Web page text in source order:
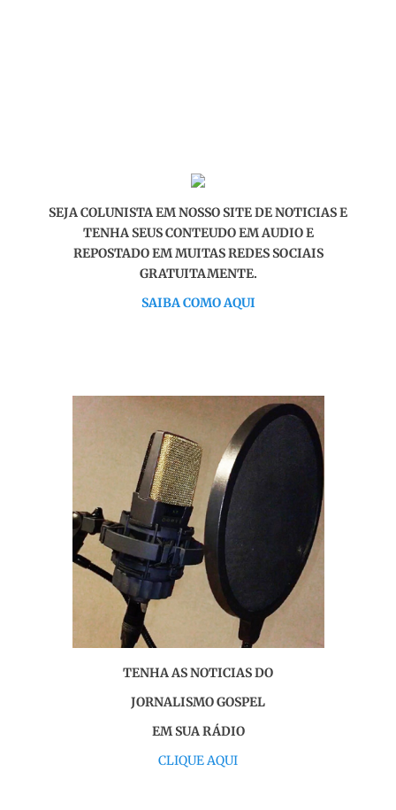
SEJA COLUNISTA EM NOSSO SITE DE NOTICIAS E
TENHA SEUS CONTEUDO EM AUDIO E
REPOSTADO EM MUITAS REDES SOCIAIS
GRATUITAMENTE.
SAIBA COMO AQUI
TENHA AS NOTICIAS DO
JORNALISMO GOSPEL
EM SUA RÁDIO
CLIQUE AQUI